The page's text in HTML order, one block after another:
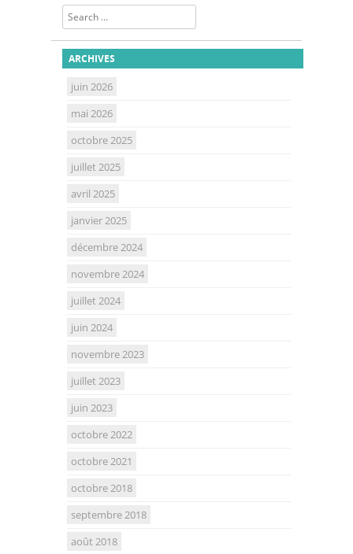
Search
ARCHIVES
juin 2026
mai 2026
octobre 2025
juillet 2025
avril 2025
janvier 2025
décembre 2024
novembre 2024
juillet 2024
juin 2024
novembre 2023
juillet 2023
juin 2023
octobre 2022
octobre 2021
octobre 2018
septembre 2018
août 2018